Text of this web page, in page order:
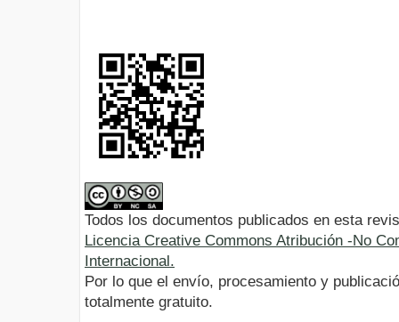
Todos los documentos publicados en esta
Licencia Creative Commons Atribución -No
Internacional.
Por lo que el envío, procesamiento y
totalmente gratuito.